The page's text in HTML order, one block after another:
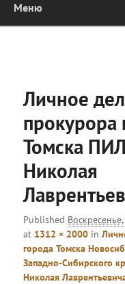
Меню
Личное
прокурора
Томска
Николая
Published
at 1312 × 2000 in
города Томска
Западно-Сибирского
Николая